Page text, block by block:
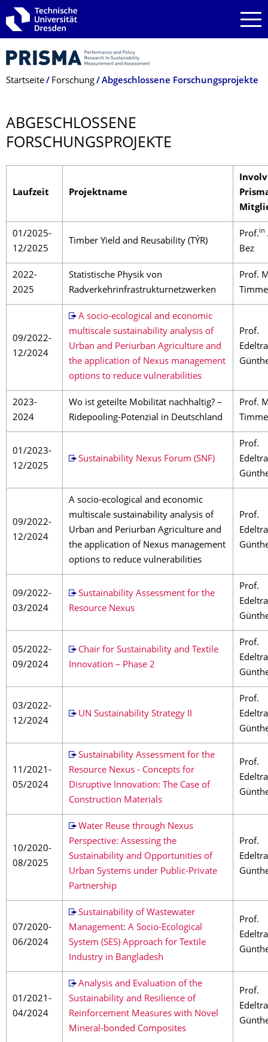
Zur Hauptnavigation springen
Zur Suche springen
Zum Inhalt springen
Breadcrumb-Menü
Startseite Forschung Abgeschlossene Forschungsprojekte
ABGESCHLOSSENE
FORSCHUNGSPRO­JEKTE
Laufzeit Projektname
01/2025-
12/2025
Timber Yield and Reusability (TÝR)
Prof.in
Bez
2022-
2025
Statistische Physik von
Radverkehrinfrastrukturnetzwerken
Prof.
Timme
09/2022-
12/2024
A socio-ecological and economic
multiscale sustainability analysis of
Urban and Periurban Agriculture and
the application of Nexus management
options to reduce vulnerabilities
Prof.
2023-
2024
Wo ist geteilte Mobilität nachhaltig? –
Ridepooling-Potenzial in Deutschland
Prof.
Timme
01/2023-
12/2025
Sustainability Nexus Forum (SNF)
Prof.
09/2022-
12/2024
A socio-ecological and economic
multiscale sustainability analysis of
Urban and Periurban Agriculture and
the application of Nexus management
options to reduce vulnerabilities
Prof.
09/2022-
03/2024
Sustainability Assessment for the
Resource Nexus
Prof.
05/2022-
09/2024
Chair for Sustainability and Textile
Innovation – Phase 2
Prof.
03/2022-
12/2024
UN Sustainability Strategy II
Prof.
11/2021-
05/2024
Sustainability Assessment for the
Resource Nexus - Concepts for
Disruptive Innovation: The Case of
Construction Materials
Prof.
10/2020-
08/2025
Water Reuse through Nexus
Perspective: Assessing the
Sustainability and Opportunities of
Urban Systems under Public-Private
Partnership
Prof.
07/2020-
06/2024
Sustainability of Wastewater
Management: A Socio-Ecological
System (SES) Approach for Textile
Industry in Bangladesh
Prof.
01/2021-
04/2024
Analysis and Evaluation of the
Sustainability and Resilience of
Reinforcement Measures with Novel
Mineral-bonded Composites
Prof.